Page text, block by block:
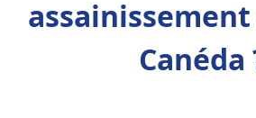
Canéda